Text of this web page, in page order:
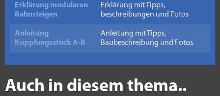
Erklärung modularen
Bahnsteigen
Erklärung mit Tipps,
beschreibungen und Fotos
Anleitung
Kupplungsstück A-B
Anleitung mit Tipps,
Baubeschreibung und Fotos
Auch in diesem thema..